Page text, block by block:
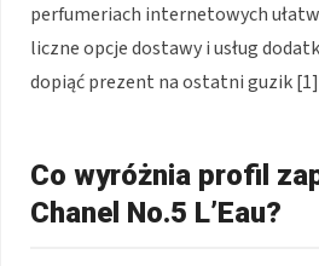
perfumeriach internetowych
liczne opcje dostawy i usług
dopiąć prezent na ostatni guzik
Co wyróżnia profil
Chanel No.5 L’Eau?